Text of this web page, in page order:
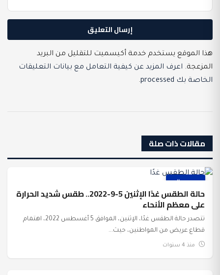
هذا الموقع يستخدم خدمة أكيسميت للتقليل من البريد
المزعجة. اعرف المزيد عن كيفية التعامل مع بيانات التعليقات
الخاصة بك processed
.
مقالات ذات صلة
عرب وعالم
حالة الطقس غدًا الإثنين 5-9-2022.. طقس شديد الحرارة
على معظم الأنحاء
تتصدر حالة الطقس غدًا، الإثنين، الموافق 5 أغسطس 2022، اهتمام
قطاع عريض من المواطنين، حيث...
منذ 4 سنوات